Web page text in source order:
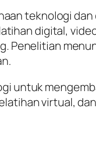
teknologi
digital,
Penelitian
untuk
virtual,